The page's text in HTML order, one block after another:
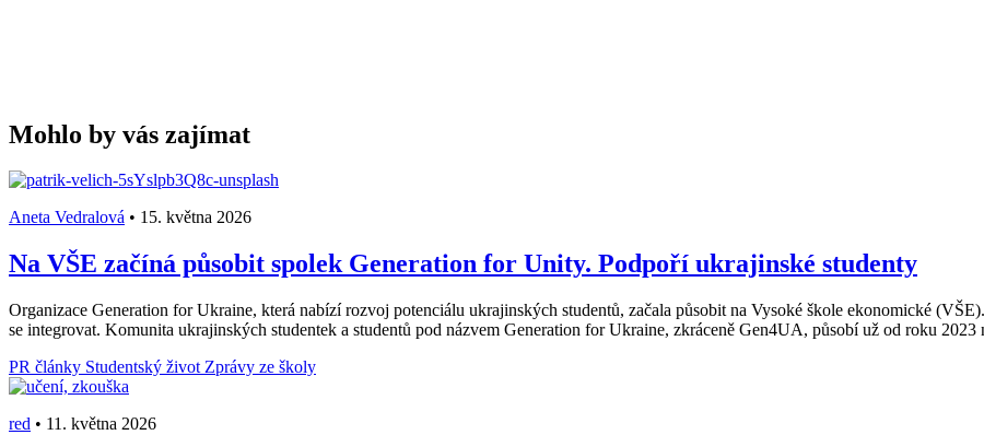
Mohlo by vás zajímat
Aneta Vedralová • 15. května 2026
Na VŠE začíná působit spolek Generation for Unity. Podpoří ukrajinské studenty
Organizace Generation for Ukraine, která nabízí rozvoj potenciálu ukrajinských studentů, začala působit na Vysoké škole ekonomické
se integrovat. Komunita ukrajinských studentek a studentů pod názvem Generation for Ukraine, zkráceně Gen4UA, působí už od roku
PR články Studentský život Zprávy ze školy
red • 11. května 2026